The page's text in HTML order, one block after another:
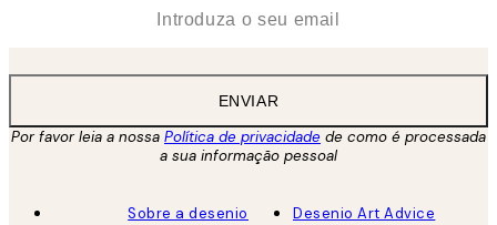
ENVIAR
Por favor leia a nossa Política de privacidade de como é processada
a sua informação pessoal
Sobre a desenio
Desenio Art Advice